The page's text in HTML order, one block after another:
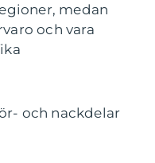
medan
och vara
och nackdelar